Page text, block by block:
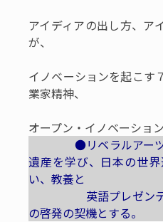
アイディアの出し方、ア
が、
イノベーションを起こす
業家精神、
オープン・イノベーション
●リベラル
遺産を学び、日本の世
い、教養と
英語プレゼン
の啓発の契機とする。